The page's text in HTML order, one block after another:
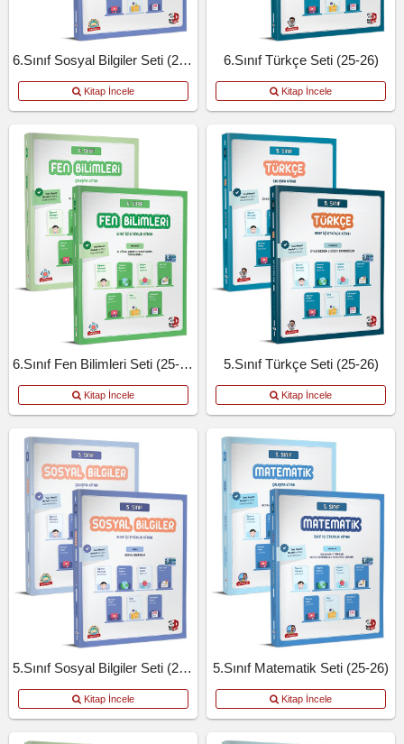
6.Sınıf Sosyal Bilgiler Seti (25-26)
Kitap İncele
6.Sınıf Türkçe Seti (25-26)
Kitap İncele
6.Sınıf Fen Bilimleri Seti (25-26)
Kitap İncele
5.Sınıf Türkçe Seti (25-26)
Kitap İncele
5.Sınıf Sosyal Bilgiler Seti (25-26)
Kitap İncele
5.Sınıf Matematik Seti (25-26)
Kitap İncele